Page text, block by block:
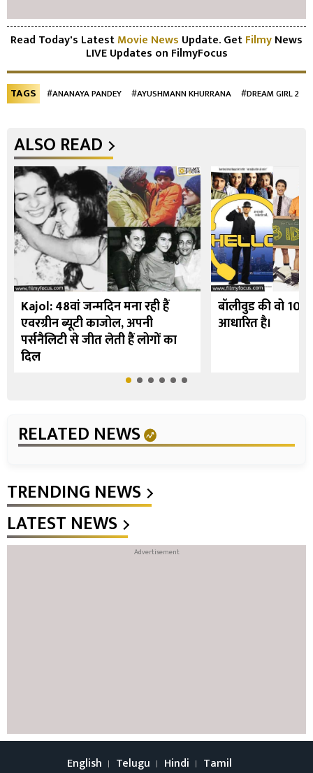
Read Today's LatestMovie News Update. GetFilmyNews
LIVE Updates on FilmyFocus
TAGS #ANANAYA PANDEY #AYUSHMANN KHURRANA #DREAM GIRL 2
ALSO READ
Kajol: 48वां जन्मदिन मना रही हैं
एवरग्रीन ब्यूटी काजोल, अपनी
पर्सनैलिटी से जीत लेती हैं लोगों का
दिल
बॉलीवुड की वो 10
आधारित है।
RELATED NEWS
TRENDING NEWS
LATEST NEWS
English Telugu Hindi Tamil